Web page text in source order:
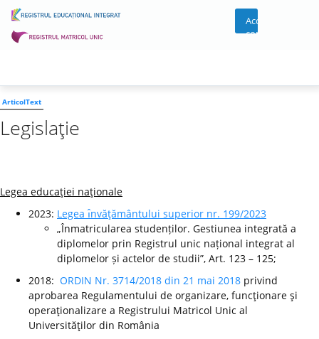
Acces
cont
ArticolText
Legislaţie
Legea educaţiei naţionale
2023: Legea ı̂nvăţământului superior nr. 199/2023
„Înmatricularea studenților. Gestiunea integrată a
diplomelor prin Registrul unic național integrat al
diplomelor și actelor de studii”, Art. 123 – 125;
2018: ORDIN Nr. 3714/2018 din 21 mai 2018 privind
aprobarea Regulamentului de organizare, funcţionare şi
operaţionalizare a Registrului Matricol Unic al
Universităţilor din România